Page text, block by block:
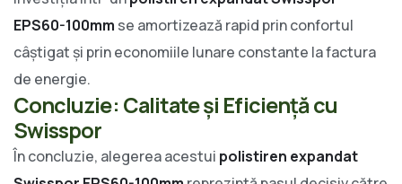
EPS60-100mm se amortizează rapid prin confortul
câștigat și prin economiile lunare constante la factura
de energie.
Concluzie: Calitate și Eficiență cu
Swisspor
În concluzie, alegerea acestui polistiren expandat